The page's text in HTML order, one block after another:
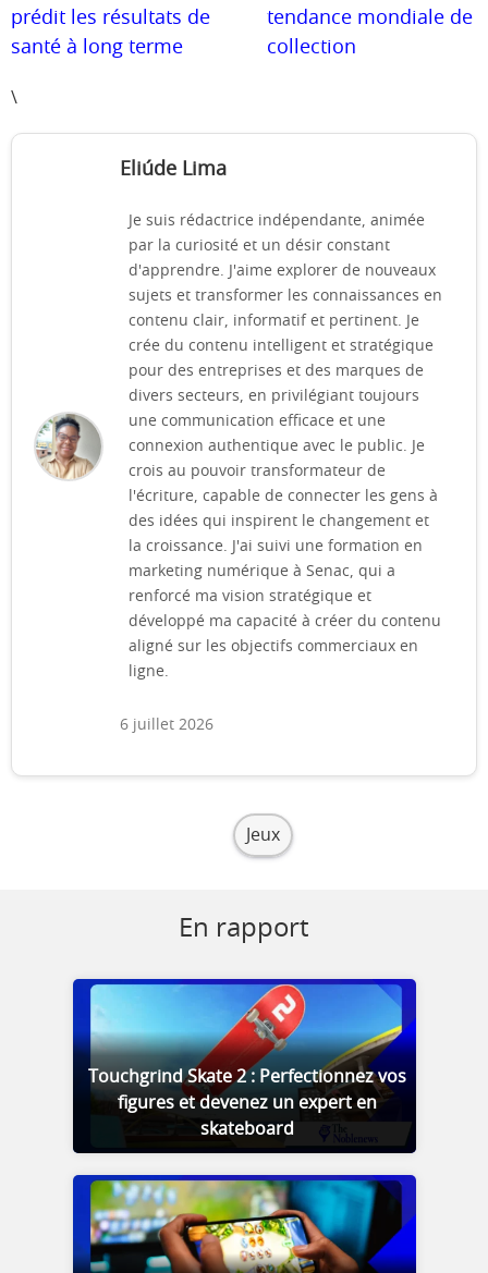
prédit les résultats de
santé à long terme
tendance mondiale de
collection
\
Eliúde Lima
Je suis rédactrice indépendante, animée
par la curiosité et un désir constant
d'apprendre. J'aime explorer de nouveaux
sujets et transformer les connaissances en
contenu clair, informatif et pertinent. Je
crée du contenu intelligent et stratégique
pour des entreprises et des marques de
divers secteurs, en privilégiant toujours
une communication efficace et une
connexion authentique avec le public. Je
crois au pouvoir transformateur de
l'écriture, capable de connecter les gens à
des idées qui inspirent le changement et
la croissance. J'ai suivi une formation en
marketing numérique à Senac, qui a
renforcé ma vision stratégique et
développé ma capacité à créer du contenu
aligné sur les objectifs commerciaux en
ligne.
6 juillet 2026
Jeux
En rapport
Touchgrind Skate 2 : Perfectionnez vos
figures et devenez un expert en
skateboard